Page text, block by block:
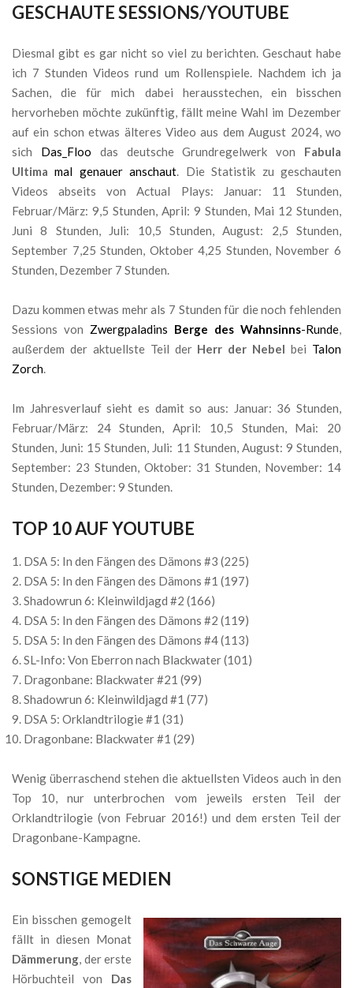
GESCHAUTE SESSIONS/YOUTUBE
Diesmal gibt es gar nicht so viel zu berichten. Geschaut habe
ich 7 Stunden Videos rund um Rollenspiele. Nachdem ich ja
Sachen, die für mich dabei herausstechen, ein bisschen
hervorheben möchte zukünftig, fällt meine Wahl im Dezember
auf ein schon etwas älteres Video aus dem August 2024, wo
sich Das_Floo das deutsche Grundregelwerk von Fabula
Ultima mal genauer anschaut . Die Statistik zu geschauten
Videos abseits von Actual Plays: Januar: 11 Stunden,
Februar/März: 9,5 Stunden, April: 9 Stunden, Mai 12 Stunden,
Juni 8 Stunden, Juli: 10,5 Stunden, August: 2,5 Stunden,
September 7,25 Stunden, Oktober 4,25 Stunden, November 6
Stunden, Dezember 7 Stunden.
Dazu kommen etwas mehr als 7 Stunden für die noch fehlenden
Sessions von Zwergpaladins Berge des Wahnsinns-Runde
außerdem der aktuellste Teil der Herr der Nebel bei Talon
Zorch
Im Jahresverlauf sieht es damit so aus: Januar: 36 Stunden,
Februar/März: 24 Stunden, April: 10,5 Stunden, Mai: 20
Stunden, Juni: 15 Stunden, Juli: 11 Stunden, August: 9 Stunden,
September: 23 Stunden, Oktober: 31 Stunden, November: 14
Stunden, Dezember: 9 Stunden.
TOP 10 AUF YOUTUBE
DSA 5: In den Fängen des Dämons #3 (225)
DSA 5: In den Fängen des Dämons #1 (197)
Shadowrun 6: Kleinwildjagd #2 (166)
DSA 5: In den Fängen des Dämons #2 (119)
DSA 5: In den Fängen des Dämons #4 (113)
SL-Info: Von Eberron nach Blackwater (101)
Dragonbane: Blackwater #21 (99)
Shadowrun 6: Kleinwildjagd #1 (77)
DSA 5: Orklandtrilogie #1 (31)
Dragonbane: Blackwater #1 (29)
Wenig überraschend stehen die aktuellsten Videos auch in den
Top 10, nur unterbrochen vom jeweils ersten Teil der
Orklandtrilogie (von Februar 2016!) und dem ersten Teil der
Dragonbane-Kampagne.
SONSTIGE MEDIEN
Ein bisschen gemogelt
fällt in diesen Monat
Dämmerung , der erste
Hörbuchteil von Das